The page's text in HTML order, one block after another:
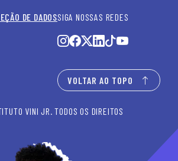
DE DADOSSIGA NOSSAS REDES
VOLTAR AO TOPO
VINI JR. TODOS OS DIREITOS